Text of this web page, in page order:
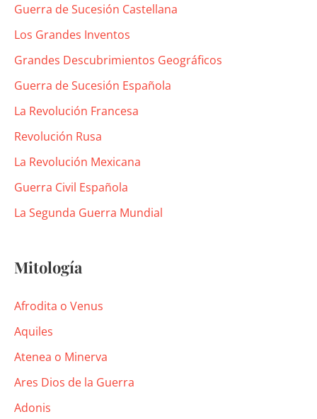
Guerra de Sucesión Castellana
Los Grandes Inventos
Grandes Descubrimientos Geográficos
Guerra de Sucesión Española
La Revolución Francesa
Revolución Rusa
La Revolución Mexicana
Guerra Civil Española
La Segunda Guerra Mundial
Mitología
Afrodita o Venus
Aquiles
Atenea o Minerva
Ares Dios de la Guerra
Adonis